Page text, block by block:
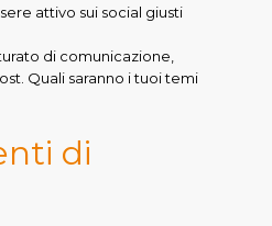
attivo sui social giusti
di comunicazione,
Quali saranno i tuoi temi
di